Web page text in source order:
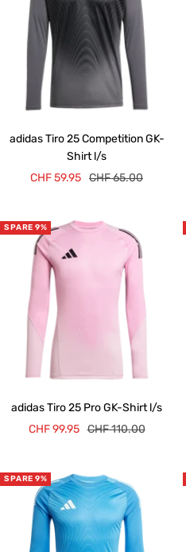
adidas Tiro 25 Competition GK-
Shirt l/s
Angebotspreis
CHF 59.95 Regulärer
CHF 65.00
SPARE 9%
adidas Tiro 25 Pro GK-Shirt l/s
Angebotspreis
CHF 99.95 Regulärer
CHF 110.00
SPARE 9%